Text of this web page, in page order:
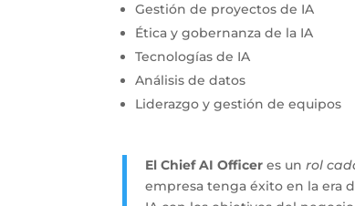
Gestión de proyectos de IA
Ética y gobernanza de la IA
Tecnologías de IA
Análisis de datos
Liderazgo y gestión de equipos
El Chief AI Officeres unrol
empresa tenga éxito en la era